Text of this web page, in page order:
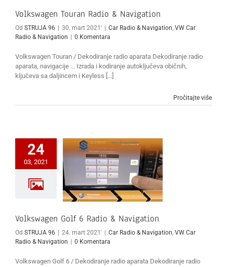
Volkswagen Touran Radio & Navigation
Od STRUJA 96 30. mart 2021' Car Radio & Navigation, VW Car
Radio & Navigation
0 Komentara
Volkswagen Touran / Dekodiranje radio aparata Dekodiranje radio
aparata, navigacije ... Izrada i kodiranje autoključeva običnih,
ključeva sa daljincem i Keyless [...]
Pročitajte više
24
03, 2021
Volkswagen Golf 6 Radio
& Navigation
VW
Car Radio & Navigation
Volkswagen Golf 6 Radio & Navigation
Od STRUJA 96 | 24. mart 2021' | Car Radio & Navigation VW Car
Radio & Navigation | 0 Komentara
Volkswagen Golf 6 / Dekodiranje radio aparata Dekodiranje radio